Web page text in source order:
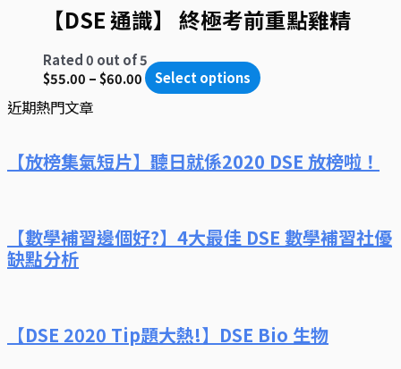
【DSE 通識】 終極考前重點雞精
Rated0 out of 5
$55.00 –$60.00 Select options
近期熱門文章
【放榜集氣短片】聽日就係2020 DSE 放榜啦！
【數學補習邊個好?】4大最佳 DSE 數學補習社優
缺點分析
【DSE 2020 Tip題大熱!】DSE Bio 生物